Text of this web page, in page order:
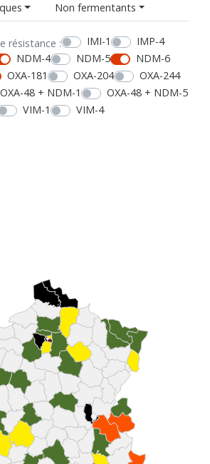
Non fermentants
résistance : IMI-1
IMP-4
NDM-4 NDM-5
NDM-6
OXA-181 OXA-204
OXA-244
OXA-48 + NDM-1
OXA-48 + NDM-5
VIM-1
VIM-4